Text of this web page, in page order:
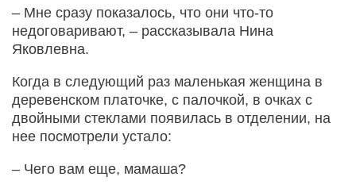
– Мне сразу показалось, что они что-то
недоговаривают, – рассказывала Нина
Яковлевна.
Когда в следующий раз маленькая женщина в
деревенском платочке, с палочкой, в очках с
двойными стеклами появилась в отделении, на
нее посмотрели устало:
– Чего вам еще, мамаша?